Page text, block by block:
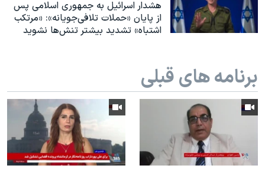
نرگس محمدی برنده جایزه نوبل صلح
سفر پرزیدنت ترامپ به چین
هشدار اسرائیل به جمهوری اسلامی پس
از پایان «حملات تلافی‌جویانه»: «مرتکب
اشتباه» تشدید بیشتر تنش‌ها نشوید
برنامه های قبلی